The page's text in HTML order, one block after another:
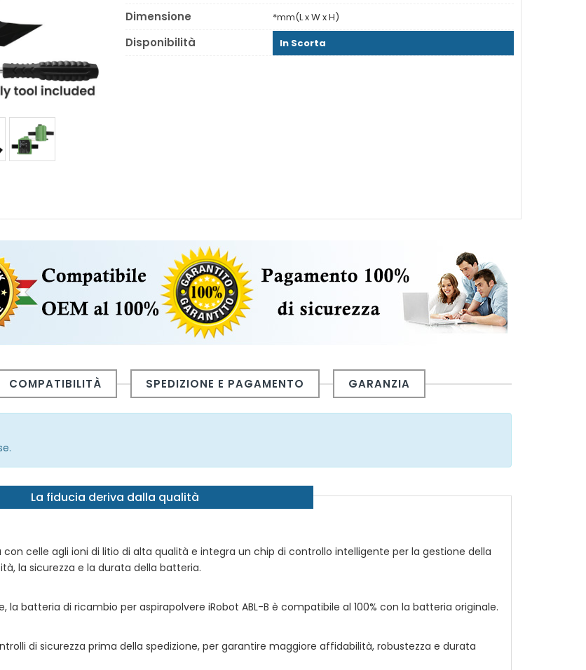
Dimensione *mm(L x W x H)
Disponibilità In Scorta
COMPATIBILITÀ SPEDIZIONE E PAGAMENTO GARANZIA
La fiducia deriva dalla qualità
con celle agli ioni di litio di alta qualità e integra un chip di controllo intelligente per la gestione della
la sicurezza e la durata della batteria.
la batteria di ricambio per aspirapolvere iRobot ABL-B è compatibile al 100% con la batteria originale.
di sicurezza prima della spedizione, per garantire maggiore affidabilità, robustezza e durata